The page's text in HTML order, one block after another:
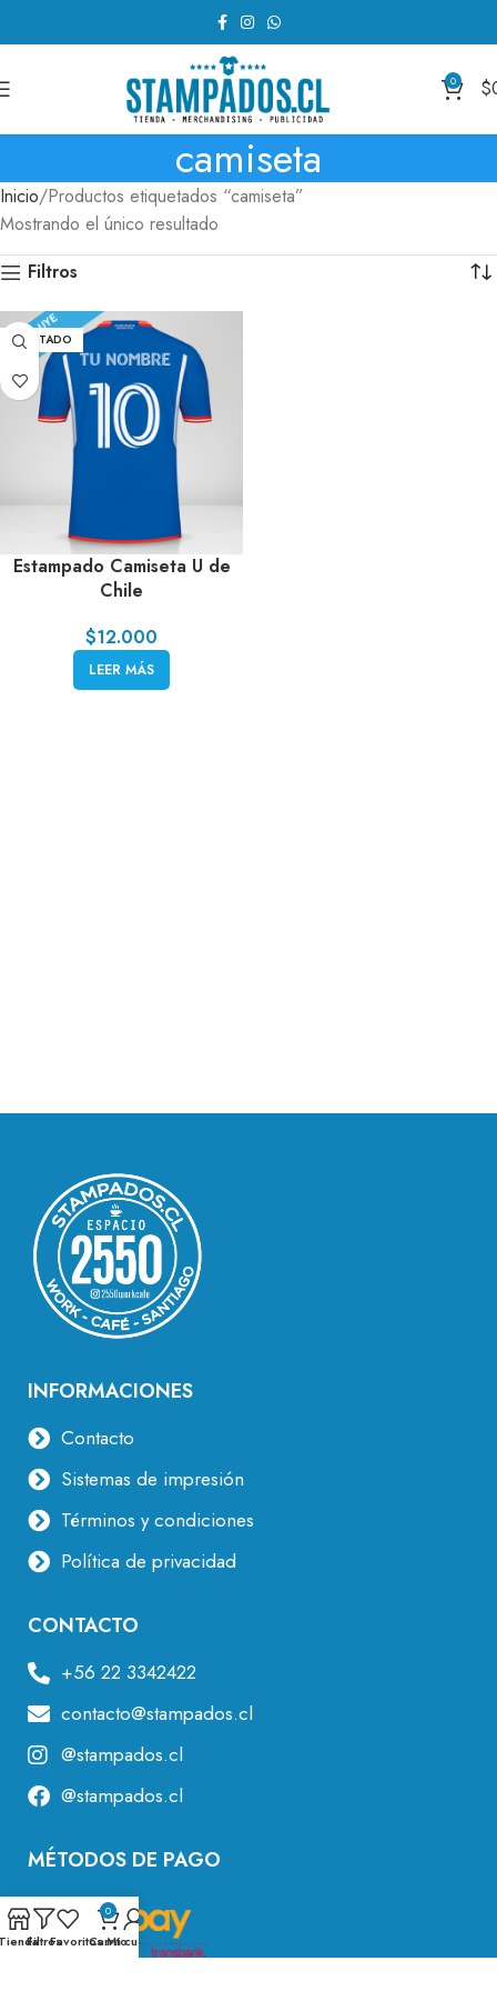
0 $
camiseta
Inicio Productos etiquetados “camiseta”
Mostrando el único resultado
Filtros
AGOTADO
Estampado Camiseta U de
Chile
$12.000
LEER MÁS
INFORMACIONES
Contacto
Sistemas de impresión
Términos y condiciones
Política de privacidad
CONTACTO
+56 22 3342422
contacto@stampados.cl
@stampados.cl
@stampados.cl
MÉTODOS DE PAGO
FiltrosFavoritos
0
CarritoMi cuenta